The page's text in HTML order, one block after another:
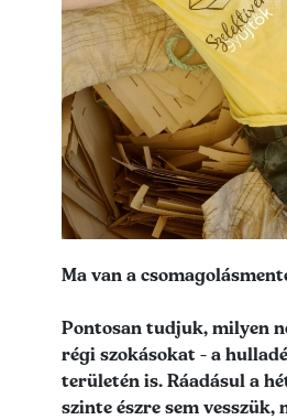
Lead szöveg
Ma van a
Pontosan tudjuk, milyen
régi szokásokat - a
területén is. Ráadásul a
szinte észre sem